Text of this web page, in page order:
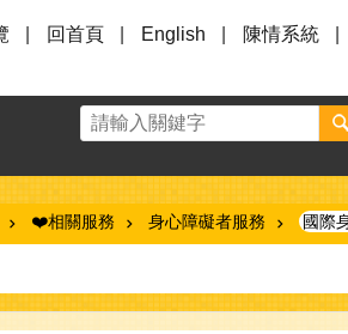
回首頁 English 陳情系統
❤️相關服務 身心障礙者服務 國際